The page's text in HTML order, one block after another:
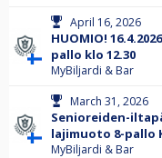
April 16, 2026
HUOMIO!
pallo klo 12.30
MyBiljardi & Bar
March 31, 2026
Senioreiden-
lajimuoto 8-pallo
MyBiljardi & Bar